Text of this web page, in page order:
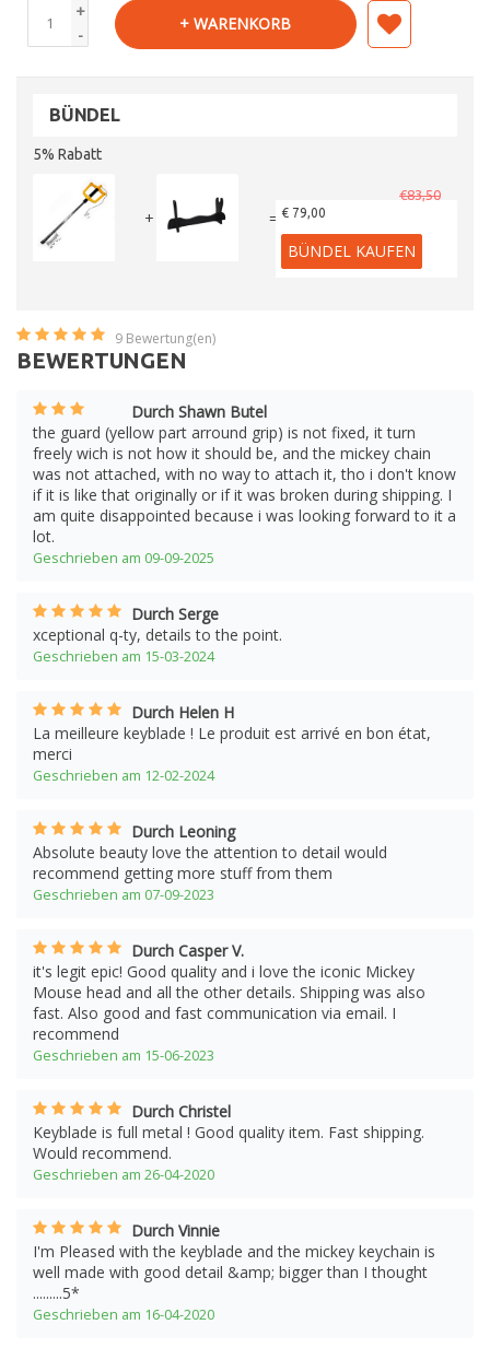
+
-
+ WARENKORB
BÜNDEL
5% Rabatt
+ =
€83,50
€ 79,00
BÜNDEL KAUFEN
9 Bewertung(en)
BEWERTUNGEN
Durch Shawn Butel
the guard (yellow part arround grip) is not fixed, it turn
freely wich is not how it should be, and the mickey chain
was not attached, with no way to attach it, tho i don't know
if it is like that originally or if it was broken during shipping. I
am quite disappointed because i was looking forward to it a
lot.
Geschrieben am 09-09-2025
Durch Serge
xceptional q-ty, details to the point.
Geschrieben am 15-03-2024
Durch Helen H
La meilleure keyblade ! Le produit est arrivé en bon état,
merci
Geschrieben am 12-02-2024
Durch Leoning
Absolute beauty love the attention to detail would
recommend getting more stuff from them
Geschrieben am 07-09-2023
Durch Casper V.
it's legit epic! Good quality and i love the iconic Mickey
Mouse head and all the other details. Shipping was also
fast. Also good and fast communication via email. I
recommend
Geschrieben am 15-06-2023
Durch Christel
Keyblade is full metal ! Good quality item. Fast shipping.
Would recommend.
Geschrieben am 26-04-2020
Durch Vinnie
I'm Pleased with the keyblade and the mickey keychain is
well made with good detail &amp; bigger than I thought
.........5*
Geschrieben am 16-04-2020